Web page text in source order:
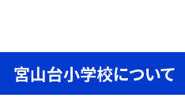
宮山台小学校について